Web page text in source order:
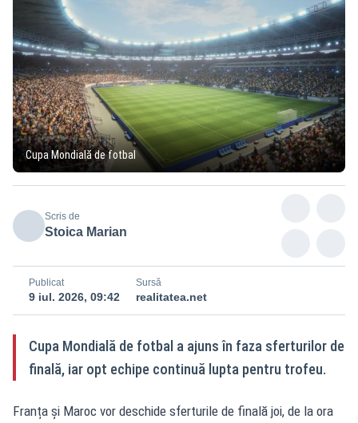
Cupa Mondială de fotbal
Scris de
Stoica Marian
Publicat
9 iul. 2026, 09:42
Sursă
realitatea.net
Cupa Mondială de fotbal a ajuns în faza sferturilor de
finală, iar opt echipe continuă lupta pentru trofeu.
Franța și Maroc vor deschide sferturile de finală joi, de la ora